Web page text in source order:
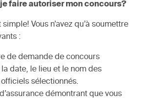
faire autoriser mon concours?
Vous n’avez qu’à soumettre
:
de demande de concours
date, le lieu et le nom des
sélectionnés.
démontrant que vous